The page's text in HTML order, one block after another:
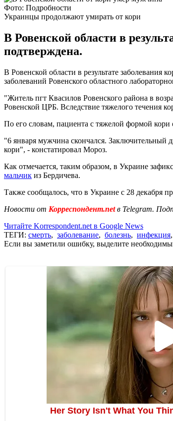
Фото: Подробности
Украинцы продолжают умирать от кори
В Ровенской области в
подтверждена.
В Ровенской области в результате
заболеваний Ровенского областного
"Житель пгт Квасилов Ровенского района в
Ровенской ЦРБ. Вследствие тяжелого течения
По его словам, пациента с тяжелой формой кори
"6 января мужчина скончался. Заключительный
кори", - констатировал Мороз.
Как отмечается, таким образом, в Украине
мальчик из Бердичева.
Также сообщалось, что в Украине с 28 декабря
Новости от Корреспондент.netв Telegram.
Читайте Korrespondent.net в Google News
ТЕГИ: смерть, заболевание, болезнь, инфекция,
Если вы заметили ошибку, выделите